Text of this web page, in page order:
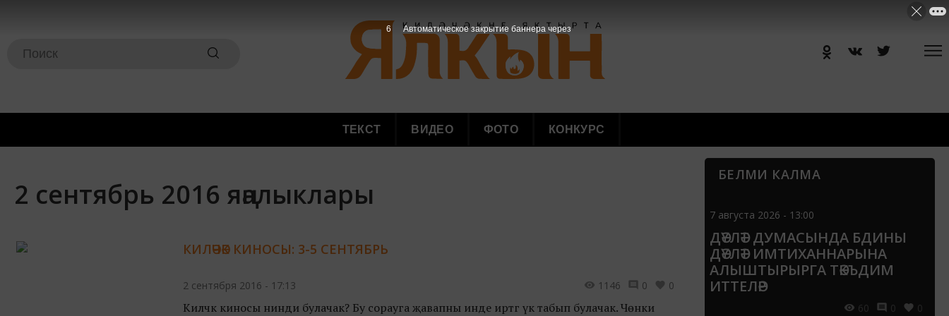
ТЕКСТ ВИДЕО ФОТО КОНКУРС
2 сентябрь 2016 яңалыклары
КИЛӘЧӘК КИНОСЫ: 3-5 СЕНТЯБРЬ
2 сентября 2016 - 17:13 1146 0 0
Киләчәк киносы нинди булачак? Бу сорауга җавапны инде иртәгә үк табып булачак. Чөнки
БЕЛМИ КАЛМА
7 августа 2026 - 13:00
ДӘҮЛӘТ ДУМАСЫНДА БДИНЫ
ДӘҮЛӘТ ИМТИХАННАРЫНА
АЛЫШТЫРЫРГА ТӘКЪДИМ
ИТТЕЛӘР
60 0 0
5 Автоматическое закрытие баннера через